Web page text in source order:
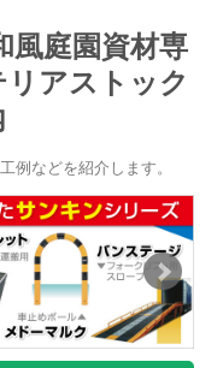
風庭園資材専
アストック
例などを紹介します。